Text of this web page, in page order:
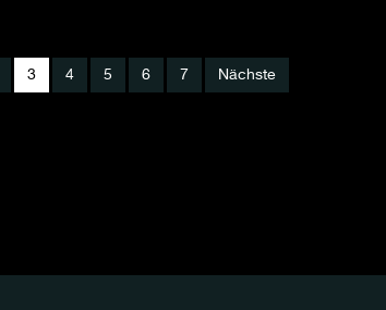
3 4 5 6 7 Nächste